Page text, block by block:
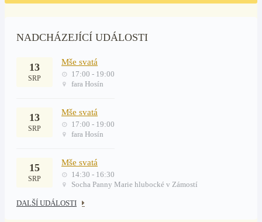
NADCHÁZEJÍCÍ UDÁLOSTI
13
SRP
Mše svatá
17:00 - 19:00
fara Hosín
13
SRP
Mše svatá
17:00 - 19:00
fara Hosín
15
SRP
Mše svatá
14:30 - 16:30
Socha Panny Marie hlubocké v Zámostí
DALŠÍ UDÁLOSTI